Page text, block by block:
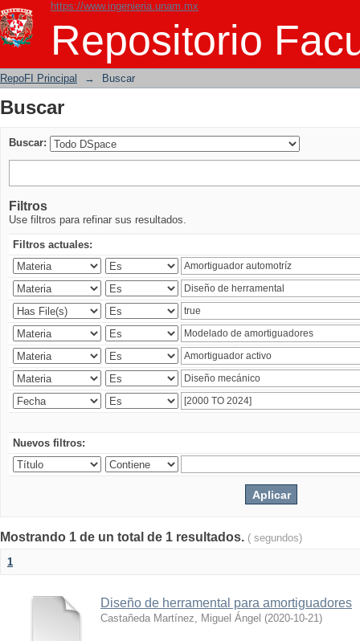
https://www.ingenieria.unam.mx
Repositorio
Buscar
RepoFI Principal → Buscar
Buscar
Buscar:
Filtros
Use filtros para refinar sus resultados.
Filtros actuales:
Nuevos filtros:
Mostrando 1 de un total de 1 resultados. ( segundos)
1
Diseño de herramental para amortiguadores
Castañeda Martínez, Miguel Ángel (2020-10-21)